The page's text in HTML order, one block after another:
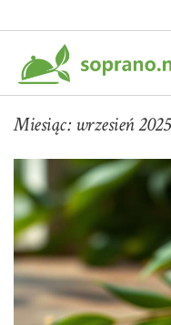
Miesiąc:wrzesień 2025